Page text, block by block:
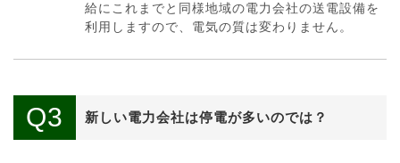
給にこれまでと同様地域の電力会社の送電設備を
利用しますので、電気の質は変わりません。
Q3 新しい電力会社は停電が多いのでは？